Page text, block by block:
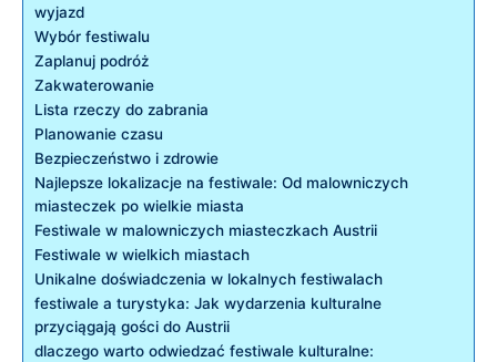
wyjazd
Wybór festiwalu
Zaplanuj podróż
Zakwaterowanie
Lista rzeczy do⁣ zabrania
Planowanie czasu
Bezpieczeństwo i zdrowie
Najlepsze lokalizacje na festiwale: Od malowniczych
miasteczek po wielkie miasta
Festiwale w malowniczych miasteczkach‍ Austrii
Festiwale w wielkich⁤ miastach
Unikalne doświadczenia w lokalnych festiwalach
festiwale⁤ a turystyka: Jak wydarzenia⁢ kulturalne
przyciągają gości⁣ do Austrii
dlaczego warto odwiedzać festiwale‌ kulturalne: